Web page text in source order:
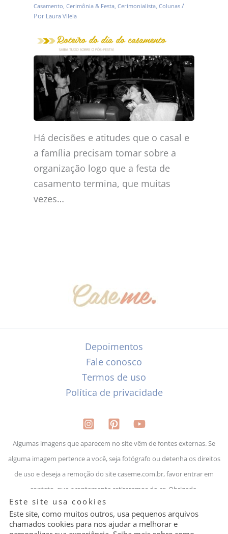
Casamento Cerimônia & Festa, Cerimonialista, Colunas/
Por Laura Vilela
Há decisões e atitudes que o casal e
a família precisam tomar sobre a
organização logo que a festa de
casamento termina, que muitas
vezes…
Depoimentos
Fale conosco
Termos de uso
Política de privacidade
Algumas imagens que aparecem no site vêm de fontes externas. Se
alguma imagem pertence a você, seja fotógrafo ou detenha os direitos
de uso e deseja a remoção do site caseme.com.br, favor entrar em
contato, que prontamente retiraremos do ar. Obrigada.
Este site usa cookies
Este site, como muitos outros, usa pequenos arquivos
chamados cookies para nos ajudar a melhorar e
Cookie